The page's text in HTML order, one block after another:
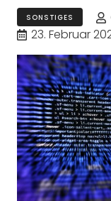
SONSTIGES
23. Februar